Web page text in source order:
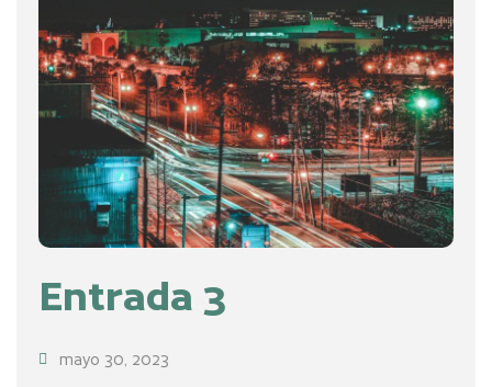
Entrada 3
mayo 30, 2023